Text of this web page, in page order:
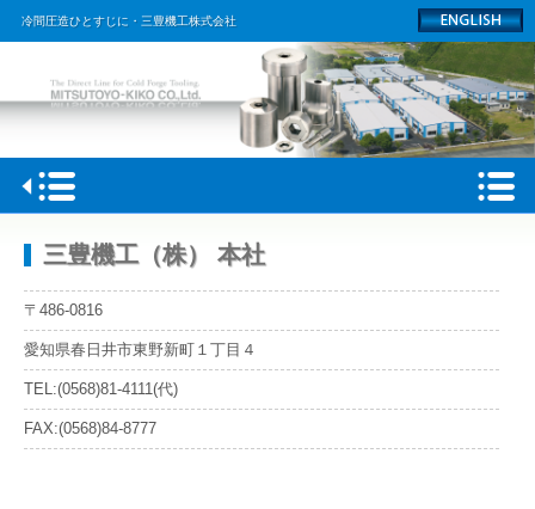
冷間圧造ひとすじに・三豊機工株式会社
HOME
製品情報
工場
採用情報
三豊機工（株） 本社
〒486-0816
愛知県春日井市東野新町１丁目４
TEL:(0568)81-4111(代)
FAX:(0568)84-8777